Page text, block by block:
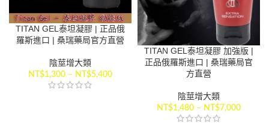
TITAN GEL泰坦凝膠 | 正品俄
羅斯進口 | 桑瑞藥局官方直營
陰莖增大類
NT$1,300 – NT$5,400
TITAN GEL泰坦凝膠 加強版 |
正品俄羅斯進口 | 桑瑞藥局官
方直營
陰莖增大類
NT$1,480 – NT$7,000